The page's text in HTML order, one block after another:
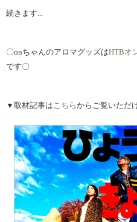
続きます...
〇onちゃんのアロマグッズはHTBオ
です〇
▼取材記事は こちらからご覧いただ